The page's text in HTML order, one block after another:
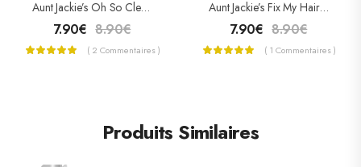
Aunt Jackie’s Oh So Clean Moiturizing & Softening Shampoo 355ml
7.90€ 8.90€
( 2 Commentaires )
Aunt Jackie’s Fix My Hair (Masque Soin Réparateur Intense)
7.90€ 8.90€
( 1 Commentaires )
Produits Similaires